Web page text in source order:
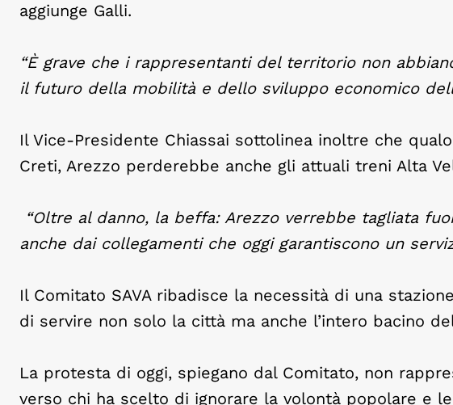
aggiunge Galli.
“È grave che i rappresentanti del territorio non
il futuro della mobilità e dello sviluppo economico
Il Vice-Presidente Chiassai sottolinea inoltre che
Creti, Arezzo perderebbe anche gli attuali treni Alta
“Oltre al danno, la beffa: Arezzo verrebbe tagliata
anche dai collegamenti che oggi garantiscono un
Il Comitato SAVA ribadisce la necessità di una
di servire non solo la città ma anche l’intero bacino
La protesta di oggi, spiegano dal Comitato, non
verso chi ha scelto di ignorare la volontà popolare e